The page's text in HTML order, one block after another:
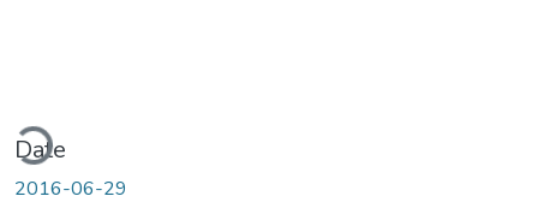
Date
2016-06-29